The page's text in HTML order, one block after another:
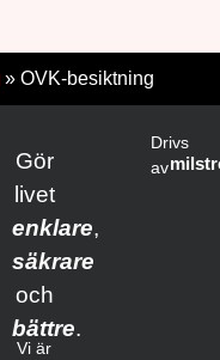
» OVK-besiktning
Gör
livet
enklare,
säkrare
och
bättre.
Vi är
Drivs
av